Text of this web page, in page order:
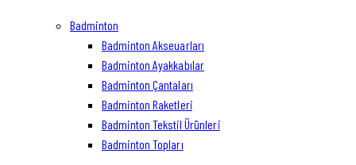
Badminton
Badminton Akseuarları
Badminton Ayakkabılar
Badminton Çantaları
Badminton Raketleri
Badminton Tekstil Ürünleri
Badminton Topları